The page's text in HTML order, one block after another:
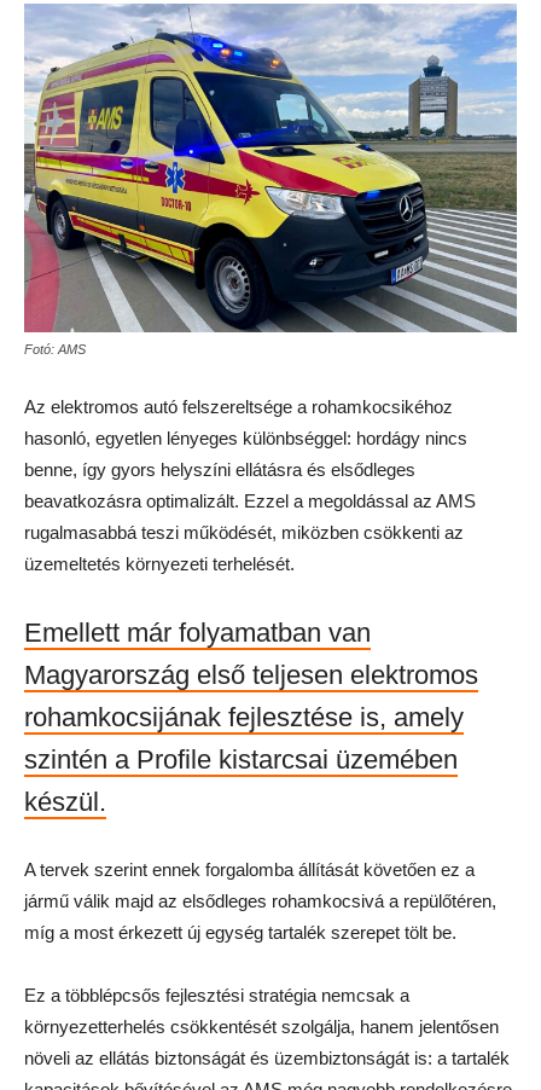
Fotó: AMS
Az elektromos autó felszereltsége a rohamkocsikéhoz
hasonló, egyetlen lényeges különbséggel: hordágy nincs
benne, így gyors helyszíni ellátásra és elsődleges
beavatkozásra optimalizált. Ezzel a megoldással az AMS
rugalmasabbá teszi működését, miközben csökkenti az
üzemeltetés környezeti terhelését.
Emellett már folyamatban van
Magyarország első teljesen elektromos
rohamkocsijának fejlesztése is, amely
szintén a Profile kistarcsai üzemében
készül.
A tervek szerint ennek forgalomba állítását követően ez a
jármű válik majd az elsődleges rohamkocsivá a repülőtéren,
míg a most érkezett új egység tartalék szerepet tölt be.
Ez a többlépcsős fejlesztési stratégia nemcsak a
környezetterhelés csökkentését szolgálja, hanem jelentősen
növeli az ellátás biztonságát és üzembiztonságát is: a tartalék